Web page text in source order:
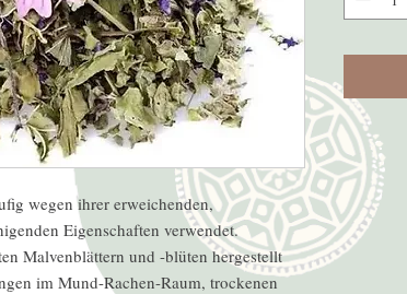
wegen ihrer erweichenden,
Eigenschaften verwendet.
Malvenblättern und -blüten hergestellt
im Mund-Rachen-Raum, trockenen